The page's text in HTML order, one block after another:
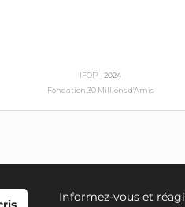
IFOP - 2024
Fondation 30 Millions d'Amis
Informez-vous et